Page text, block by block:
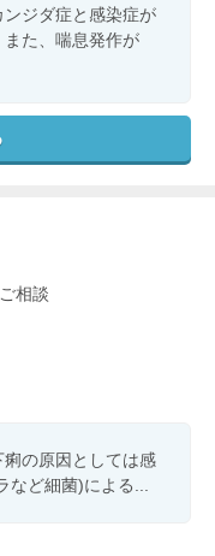
ジダ症と感染症が
た、喘息発作が
相談
の原因としては感
ど細菌)による...